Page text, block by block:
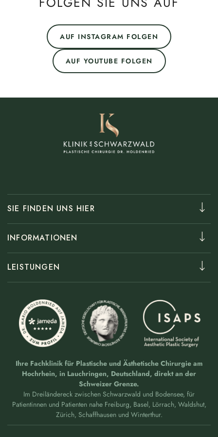
geeignete Hautpflege oder ergän­zende Behand­lungen,
AUF INSTAGRAM FOLGEN
AUF YOUTUBE FOLGEN
SIE FINDEN UNS HIER
Plastische Chirurgie Dr. Holdenried
79787 Lauchringen
+49 (0)7741 835 825
info@klinik-schwarzwald.com
www.klinik-schwarzwald.com
INFORMATIONEN
Ästhetik+
LEISTUNGEN
Brustverkleinerung
Oberlidstraffung
Liposuktion
Botox
Hyaluron
Ihre Fachklinik für Plastische und Ästhetische Chirurgie am
Hochrhein, in Lauchringen, Deutschland, direkt an der
Schweizer Grenze.
Im Dreiländereck zwischen Schwarzwald und Bodensee, für
Patientinnen und Patienten nahe Freiburg, Basel, Lörrach, Waldshut,
Zürich, Schaffhausen und Winterthur.